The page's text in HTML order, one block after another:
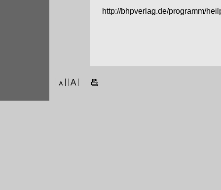
http://bhpverlag.de/programm/